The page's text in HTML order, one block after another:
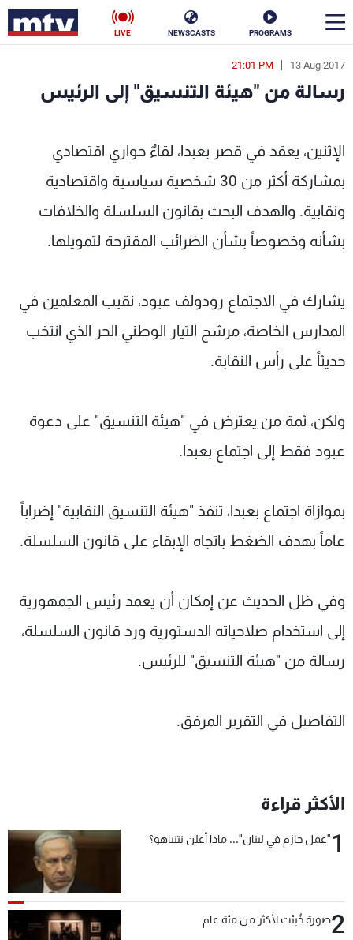
PROGRAMS
NEWSCASTS
LIVE
13 Aug 2017
21:01 PM
رسالة من "هيئة التنسيق" إلى الرئيس
الإثنين، يعقد في قصر بعبدا، لقاءٌ حواري اقتصادي
بمشاركة أكثر من 30 شخصية سياسية واقتصادية
ونقابية. والهدف البحث بقانون السلسلة والخلافات
بشأنه وخصوصاً بشأن الضرائب المقترحة لتمويلها.
يشارك في الاجتماع رودولف عبود، نقيب المعلمين في
المدارس الخاصة، مرشح التيار الوطني الحر الذي انتخب
حديثاً على رأس النقابة.
ولكن، ثمة من يعترض في "هيئة التنسيق" على دعوة
عبود فقط إلى اجتماع بعبدا.
بموازاة اجتماع بعبدا، تنفذ "هيئة التنسيق النقابية" إضراباً
عاماً بهدف الضغط باتجاه الإبقاء على قانون السلسلة.
وفي ظل الحديث عن إمكان أن يعمد رئيس الجمهورية
إلى استخدام صلاحياته الدستورية ورد قانون السلسلة،
رسالة من "هيئة التنسيق" للرئيس.
التفاصيل في التقرير المرفق.
الأكثر قراءة
1"عمل حازم في لبنان"... ماذا أعلن نتنياهو؟
2صورة خُبئت لأكثر من مئة عام
en
الأخبار
سياسة ناس
إقتصاد فن
منوعات رياضة
كأس العالم
البرامج
جدول البرامج
شاهد البرامج
الإنـتـاج
وظائف
تواصل معنا